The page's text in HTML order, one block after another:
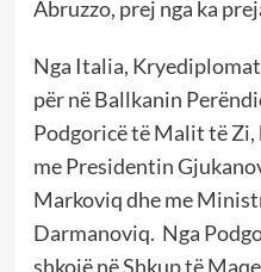
Abruzzo, prej nga ka
Nga Italia,
për në Ballkanin
Podgoricë të Malit të
me Presidentin
Markoviq dhe me
Darmanoviq. Nga
shkojë në Shkup të